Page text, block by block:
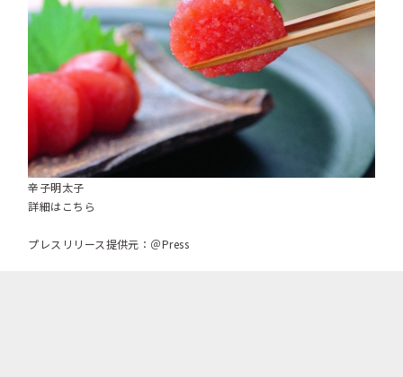
辛子明太子
詳細はこちら
プレスリリース提供元：＠Press